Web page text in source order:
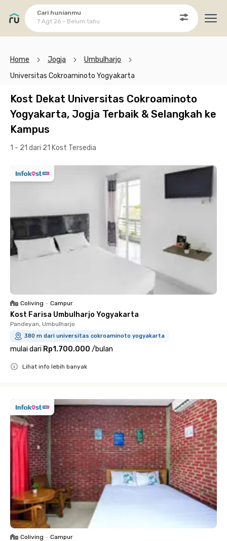
Cari hunianmu
7 Agt 26 - Belum tahu
Home Jogja
Umbulharjo
Universitas Cokroaminoto Yogyakarta
Kost Dekat Universitas Cokroaminoto
Yogyakarta, Jogja Terbaik & Selangkah ke
Kampus
1 - 21 dari 21 Kost Tersedia
Coliving • Campur
Kost Farisa Umbulharjo Yogyakarta
Pandeyan, Umbulharjo
380 m dari universitas cokroaminoto yogyakarta
mulai dari Rp1.700.000 /bulan
Lihat info lebih banyak
Coliving • Campur